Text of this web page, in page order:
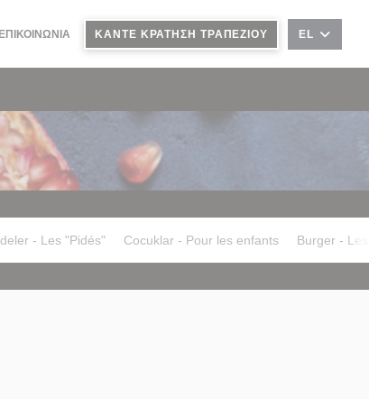
ΚΆΝΤΕ ΚΡΆΤΗΣΗ ΤΡΑΠΕΖΙΟΎ EL
- Les "Pidés" Cocuklar - Pour les enfants Burger -